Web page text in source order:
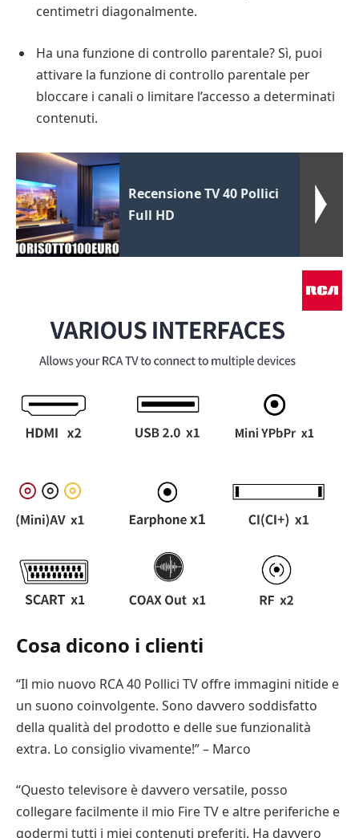
centimetri diagonalmente.
Ha una funzione di controllo parentale? Sì, puoi
attivare la funzione di controllo parentale per
bloccare i canali o limitare l’accesso a determinati
contenuti.
Recensione TV 40 Pollici
Full HD
Cosa dicono i clienti
“Il mio nuovo RCA 40 Pollici TV offre immagini nitide e
un suono coinvolgente. Sono davvero soddisfatto
della qualità del prodotto e delle sue funzionalità
extra. Lo consiglio vivamente!” – Marco
“Questo televisore è davvero versatile, posso
collegare facilmente il mio Fire TV e altre periferiche e
godermi tutti i miei contenuti preferiti. Ha davvero